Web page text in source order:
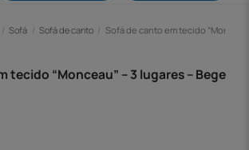
Sofá Sofá de canto Sofá de canto em tecido
tecido “Monceau” – 3 lugares – Bege